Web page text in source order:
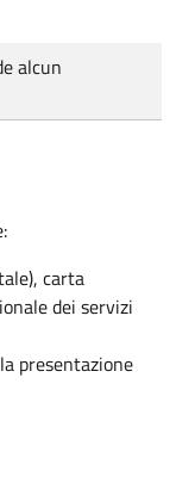
alcun
carta
dei servizi
presentazione